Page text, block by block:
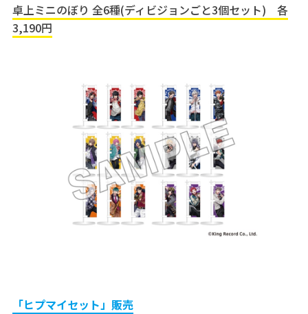
卓上ミニのぼり 全6種(ディビジョンごと3個セット) 各
3,190円
「ヒプマイセット」販売